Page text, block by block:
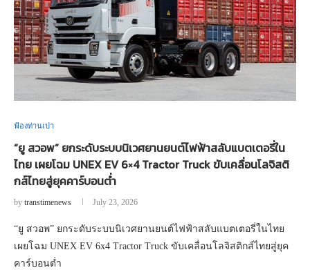
ฟ้องท่านเปา
“ยู สวอพ” ยกระดับระบบนิเวศยานยนต์ไฟฟ้าสลับแบตเตอรี่ใน
ไทย เผยโฉม UNEX EV 6×4 Tractor Truck ขับเคลื่อนโลจิสติ
กส์ไทยสู่ยุคคาร์บอนต่ำ
by transtimenews July 23, 2026
“ยู สวอพ” ยกระดับระบบนิเวศยานยนต์ไฟฟ้าสลับแบตเตอรี่ในไทย
เผยโฉม UNEX EV 6x4 Tractor Truck ขับเคลื่อนโลจิสติกส์ไทยสู่ยุค
คาร์บอนต่ำ